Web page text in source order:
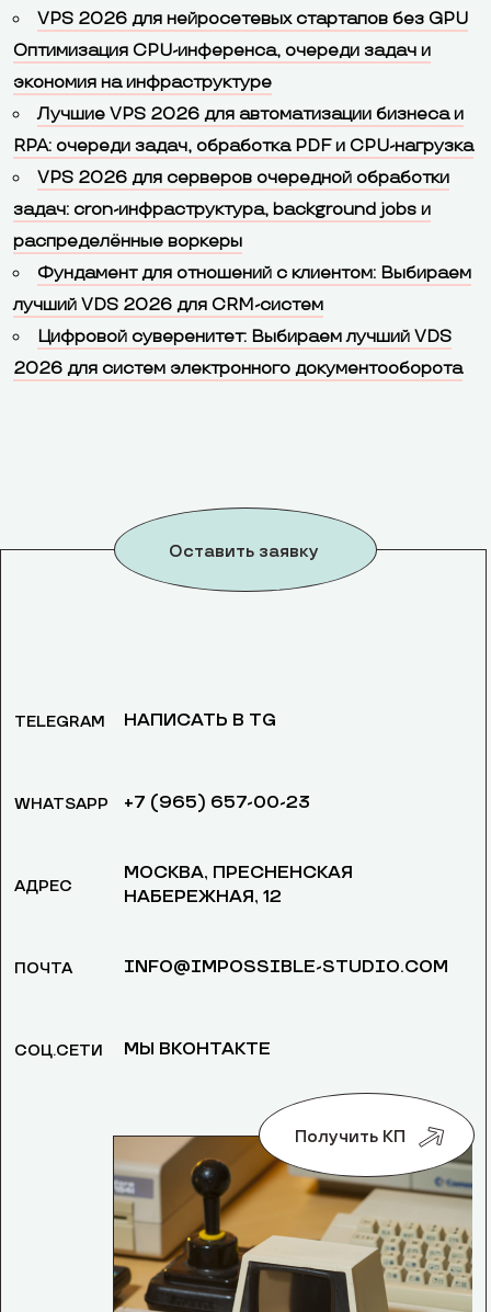
VPS 2026 для нейросетевых стартапов без GPU
Оптимизация CPU-инференса, очереди задач и
экономия на инфраструктуре
Лучшие VPS 2026 для автоматизации бизнеса и
RPA: очереди задач, обработка PDF и CPU-нагрузка
VPS 2026 для серверов очередной обработки
задач: cron-инфраструктура, background jobs и
распределённые воркеры
Фундамент для отношений с клиентом: Выбираем
лучший VDS 2026 для CRM-систем
Цифровой суверенитет: Выбираем лучший VDS
2026 для систем электронного документооборота
Оставить заявку
TELEGRAM
WHATSAPP
АДРЕС
ПОЧТА
СОЦ.СЕТИ
НАПИСАТЬ В TG
+7 (965) 657-00-23
МОСКВА, ​ПРЕСНЕНСКАЯ
НАБЕРЕЖНАЯ, 12
INFO@IMPOSSIBLE-STUDIO.COM
МЫ ВКОНТАКТЕ
Получить КП